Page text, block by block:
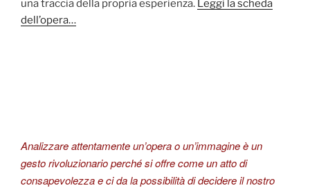
una traccia della propria esperienza. Leggi la scheda
dell’opera…
Analizzare attentamente un’opera o un’immagine è un
gesto rivoluzionario perché si offre come un atto di
consapevolezza e ci da la possibilità di decidere il nostro